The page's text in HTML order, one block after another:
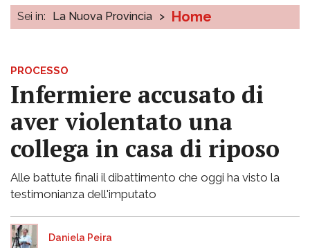
Sei in: La Nuova Provincia > Home
PROCESSO
Infermiere accusato di
aver violentato una
collega in casa di riposo
Alle battute finali il dibattimento che oggi ha visto la
testimonianza dell'imputato
Daniela Peira